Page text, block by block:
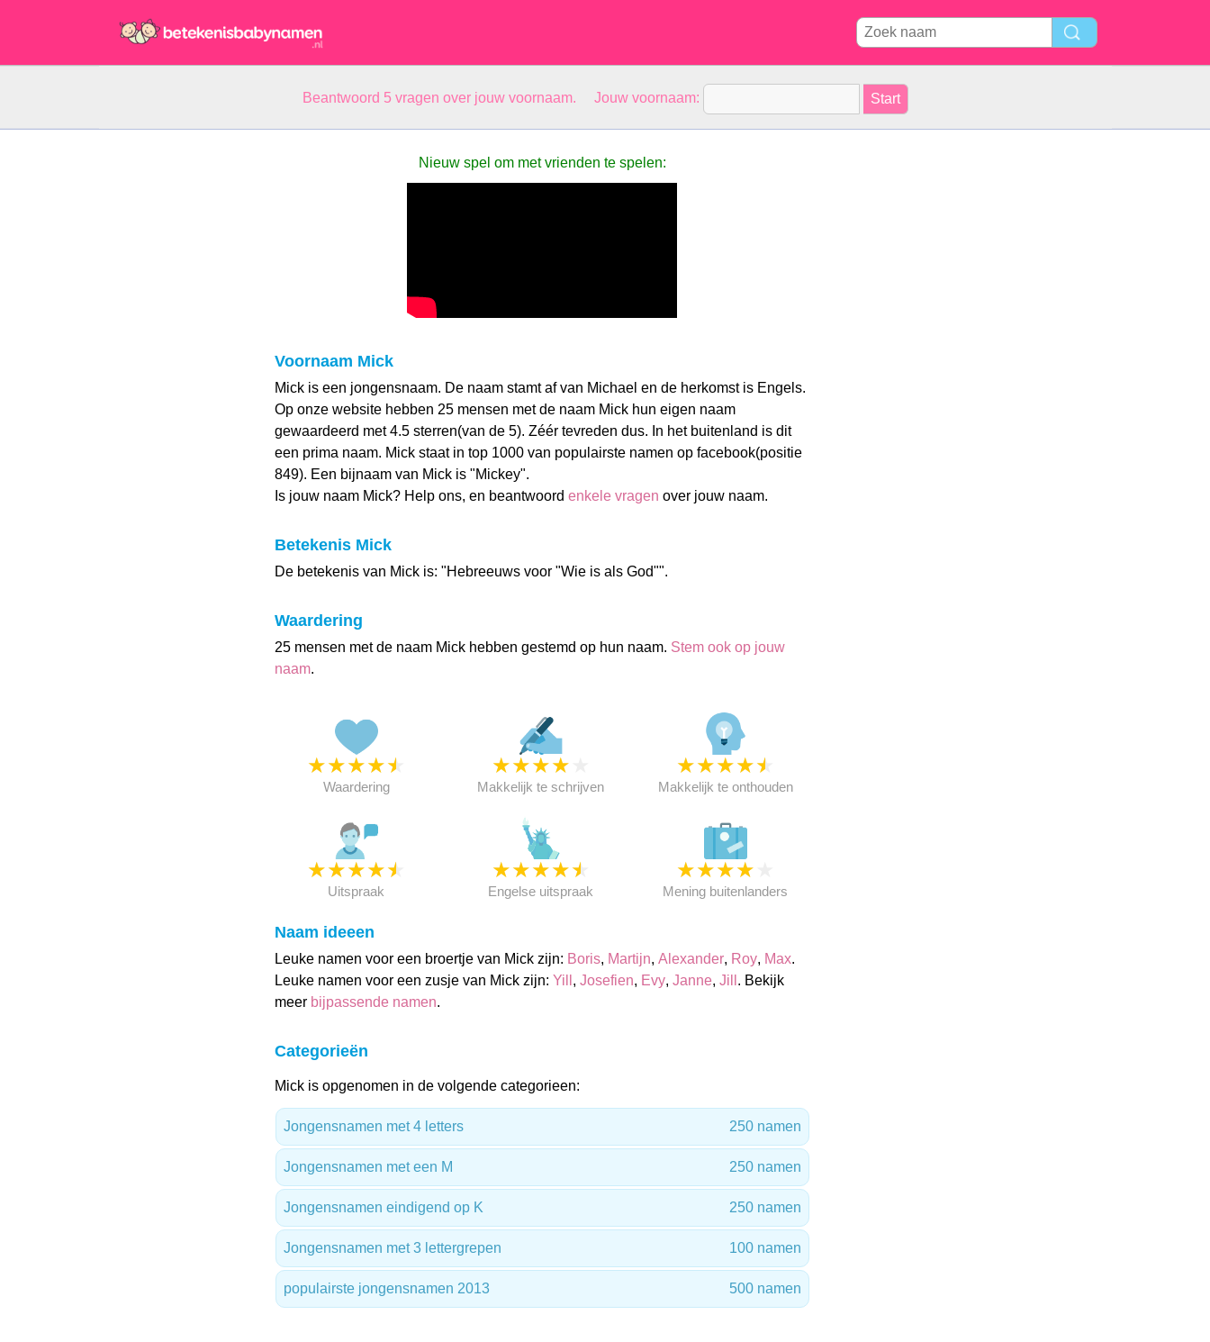
Beantwoord 5 vragen over jouw voornaam. Jouw voornaam:
Nieuw spel om met vrienden te spelen:
Voornaam Mick
Mick is een jongensnaam. De naam stamt af van Michael en de herkomst is Engels.
Op onze website hebben 25 mensen met de naam Mick hun eigen naam
gewaardeerd met 4.5 sterren(van de 5). Zéér tevreden dus. In het buitenland is dit
een prima naam. Mick staat in top 1000 van populairste namen op facebook(positie
849). Een bijnaam van Mick is "Mickey".
Is jouw naam Mick? Help ons, en beantwoord enkele vragen over jouw naam.
Betekenis Mick
De betekenis van Mick is: "Hebreeuws voor "Wie is als God"".
Waardering
25 mensen met de naam Mick hebben gestemd op hun naam. Stem ook op jouw
naam.
★★★★★
Waardering
★★★★
Makkelijk te schrijven
★★★★★
Makkelijk te onthouden
★★★★★
Uitspraak
★★★★★
Engelse uitspraak
★★★★
Mening buitenlanders
Naam ideeen
Leuke namen voor een broertje van Mick zijn: Boris, Martijn, Alexander, Roy, Max.
Leuke namen voor een zusje van Mick zijn: Yill , Josefien, Evy, Janne, Jill . Bekijk
meer bijpassende namen.
Categorieën
Mick is opgenomen in de volgende categorieen:
Jongensnamen met 4 letters 250 namen
Jongensnamen met een M 250 namen
Jongensnamen eindigend op K 250 namen
Jongensnamen met 3 lettergrepen 100 namen
populairste jongensnamen 2013 500 namen